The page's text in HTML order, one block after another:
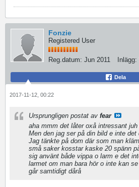
Fonzie
Registered User
Reg.datum: Jun 2011 Inlägg:
Dela
2017-11-12, 00:22
Ursprungligen postat av fear
aha mmm det låter oxå intressant
Men den jag ser på din bild e inte det
Jag tänkte på dom där som man
små saker kosstar kaske 20 spänn
sig använt både vippa o larm e det
larmet om man bara hör o inte kan
går samtidigt dårå